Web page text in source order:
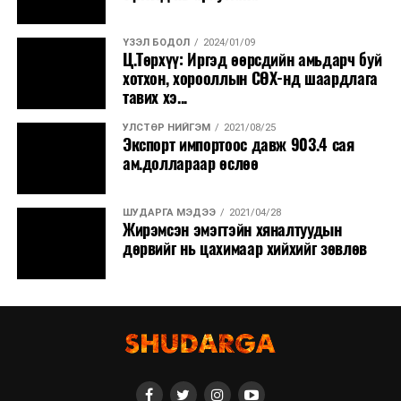
ҮЗЭЛ БОДОЛ 2024/01/09
Ц.Төрхүү: Иргэд өөрсдийн амьдарч буй
хотхон, хорооллын СӨХ-нд шаардлага
тавих хэ...
УЛСТӨР НИЙГЭМ 2021/08/25
Экспорт импортоос давж 903.4 сая
ам.доллараар өслөө
ШУДАРГА МЭДЭЭ 2021/04/28
Жирэмсэн эмэгтэйн хяналтуудын
дөрвийг нь цахимаар хийхийг зөвлөв